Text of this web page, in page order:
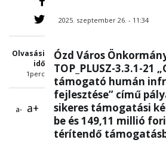
Olvasási
idő
1perc
a- a+
2025. szeptember 26. - 11:34
Ózd Város
TOP_PLUSZ-3.3.1-21
támogató humán
fejlesztése” című
sikeres támogatási
be és 149,11 millió
térítendő